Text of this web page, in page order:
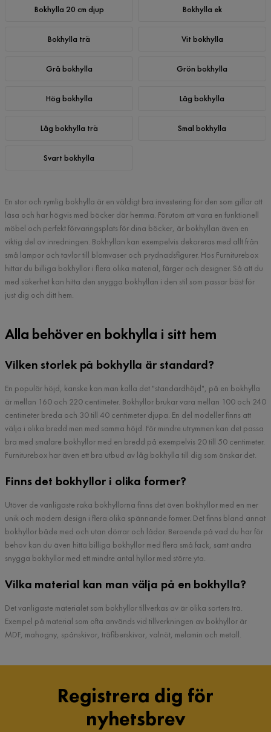
Bokhylla 20 cm djup Bokhylla ek
Bokhylla trä Vit bokhylla
Grå bokhylla Grön bokhylla
Hög bokhylla Låg bokhylla
Låg bokhylla trä Smal bokhylla
Svart bokhylla
En stor och rymlig bokhylla är en väldigt bra investering för den som gillar att
läsa och har högvis med böcker där hemma. Förutom att vara en funktionell
möbel och perfekt förvaringsplats för dina böcker, är bokhyllan även en
viktig del av inredningen. Bokhyllan kan exempelvis dekoreras med allt från
små lampor och tavlor till blomvaser och prydnadsfigurer. Hos Furniturebox
hittar du billiga bokhyllor i flera olika material, färger och designer. Så att du
med säkerhet kan hitta den snygga bokhyllan i den stil som passar bäst för
just dig och ditt hem.
Alla behöver en bokhylla i sitt hem
Vilken storlek på bokhylla är standard?
En populär höjd, kanske kan man kalla det "standardhöjd", på en bokhylla
är mellan 160 och 220 centimeter. Bokhyllor brukar vara mellan 100 och 240
centimeter breda och 30 till 40 centimeter djupa. En del modeller finns att
välja i olika bredd men med samma höjd. För mindre utrymmen kan det passa
bra med smalare bokhyllor med en bredd på exempelvis 20 till 50 centimeter.
Furniturebox har även ett bra utbud av låg bokhylla till dig som önskar det.
Finns det bokhyllor i olika former?
Utöver de vanligaste raka bokhyllorna finns det även bokhyllor med en mer
unik och modern design i flera olika spännande former. Det finns bland annat
bokhyllor både med och utan dörrar och lådor. Beroende på vad du har för
behov kan du även hitta billiga bokhyllor med flera små fack, samt andra
snygga bokhyllor med ett mindre antal hyllor med större yta.
Vilka material kan man välja på en bokhylla?
Det vanligaste materialet som bokhyllor tillverkas av är olika sorters trä.
Exempel på material som ofta används vid tillverkningen av bokhyllor är
MDF, mahogny, spånskivor, träfiberskivor, valnöt, melamin och metall.
Registrera dig för
nyhetsbrev